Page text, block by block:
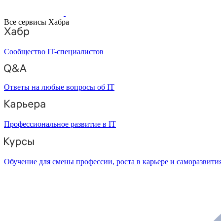
Все сервисы Хабра
Сообщество IT-специалистов
Ответы на любые вопросы об IT
Профессиональное развитие в IT
Обучение для смены профессии, роста в карьере и